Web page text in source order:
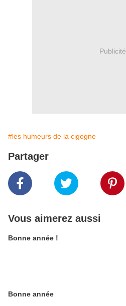
Publicité
#les humeurs de la cigogne
Partager
Vous aimerez aussi
Bonne année !
Bonne année